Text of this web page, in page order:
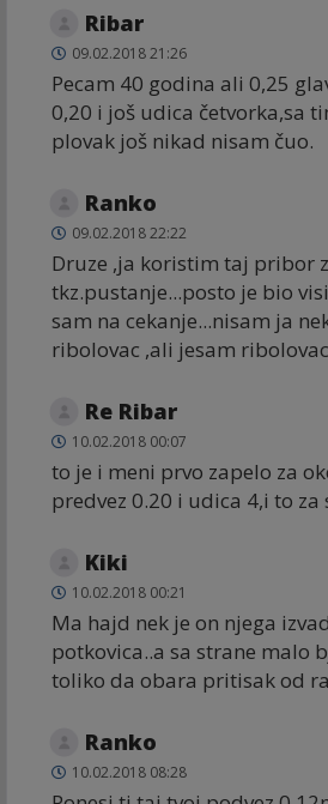
Ribar
09.02.2018 21:26
Pecam 40 godina ali 0,25
0,20 i još udica četvorka,sa
plovak još nikad nisam čuo.
Ranko
09.02.2018 22:22
Druze ,ja koristim taj pribor
tkz.pustanje...posto je bio
sam na cekanje...nisam ja
ribolovac ,ali jesam
Re Ribar
10.02.2018 00:07
to je i meni prvo zapelo za
predvez 0.20 i udica 4,i to za
Kiki
10.02.2018 00:21
Ma hajd nek je on njega
potkovica..a sa strane malo
toliko da obara pritisak od
Ranko
10.02.2018 08:28